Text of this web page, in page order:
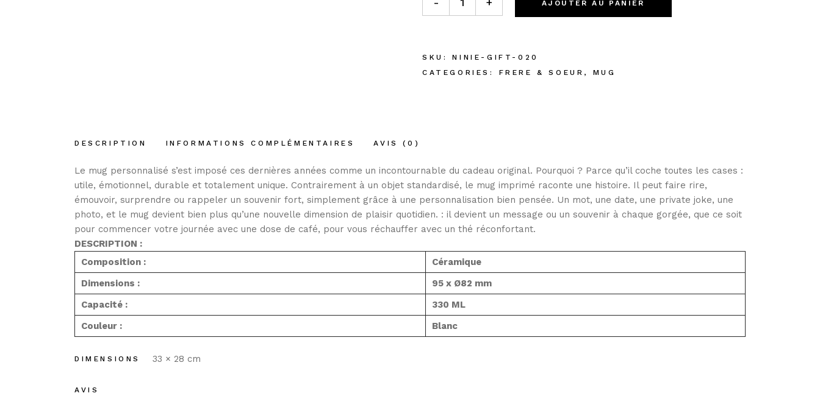
- + AJOUTER AU PANIER
SKU:
NINIE-GIFT-020
CATEGORIES:
FRERE & SOEUR , MUG
DESCRIPTION INFORMATIONS COMPLÉMENTAIRES AVIS (0)
Le mug personnalisé s’est imposé ces dernières années comme un incontournable du cadeau original. Pourquoi ? Parce qu’il coche toutes les cases :
utile, émotionnel, durable et totalement unique. Contrairement à un objet standardisé, le mug imprimé raconte une histoire. Il peut faire rire,
émouvoir, surprendre ou rappeler un souvenir fort, simplement grâce à une personnalisation bien pensée. Un mot, une date, une private joke, une
photo, et le mug devient bien plus qu’une nouvelle dimension de plaisir quotidien. : il devient un message ou un souvenir à chaque gorgée, que ce soit
pour commencer votre journée avec une dose de café, pour vous réchauffer avec un thé réconfortant.
DESCRIPTION :
Composition :
Céramique
Dimensions :
95 x Ø82 mm
Capacité :
330 ML
Couleur :
Blanc
DIMENSIONS 33 × 28 cm
AVIS